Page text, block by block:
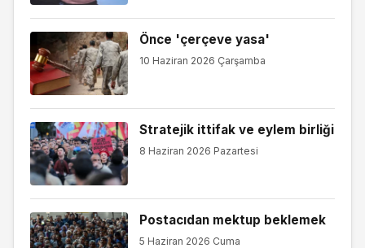
Önce 'çerçeve yasa'
10 Haziran 2026 Çarşamba
Stratejik ittifak ve eylem birliği
8 Haziran 2026 Pazartesi
Postacıdan mektup beklemek
5 Haziran 2026 Cuma